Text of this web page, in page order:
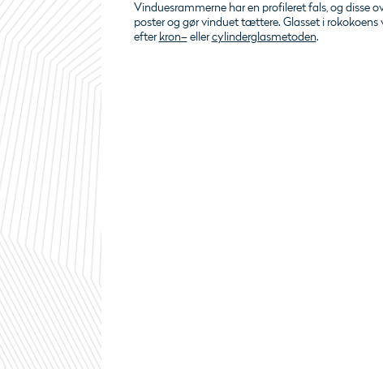
Vinduesrammerne har en profileret fals, og disse
poster og gør vinduet tættere. Glasset i rokokoens
efter kron–ellercylinderglasmetoden.